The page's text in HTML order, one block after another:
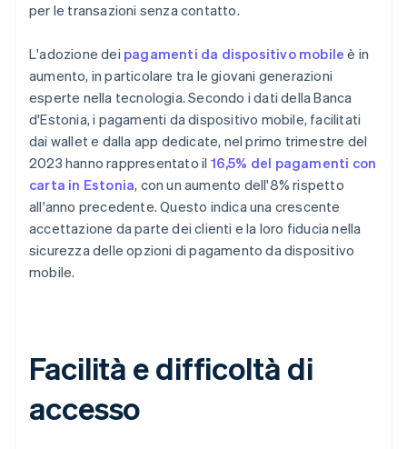
per le transazioni senza contatto.
L'adozione dei pagamenti da dispositivo mobile è in
aumento, in particolare tra le giovani generazioni
esperte nella tecnologia. Secondo i dati della Banca
d'Estonia, i pagamenti da dispositivo mobile, facilitati
dai wallet e dalla app dedicate, nel primo trimestre del
2023 hanno rappresentato il 16,5% del pagamenti con
carta in Estonia, con un aumento dell'8% rispetto
all'anno precedente. Questo indica una crescente
accettazione da parte dei clienti e la loro fiducia nella
sicurezza delle opzioni di pagamento da dispositivo
mobile.
Facilità e difficoltà di
accesso